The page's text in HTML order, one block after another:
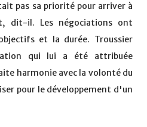
pas sa priorité pour arriver à
dit-il. Les négociations ont
et la durée. Troussier
qui lui a été attribuée
harmonie avec la volonté du
pour le développement d'un